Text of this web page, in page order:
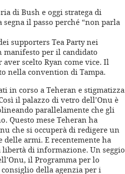
di Bush e oggi stratega di
segna il passo perché “non parla
supporters Tea Party nei
per il candidato
scelto Ryan come vice. Il
nella convention di Tampa.
in corso a Teheran e stigmatizza
il palazzo di vetro dell’Onu è
parallelamente che gli
Questo mese Teheran ha
che si occuperà di redigere un
armi. E recentemente ha
di informazione. Un seggio
il Programma per lo
della agenzia per i